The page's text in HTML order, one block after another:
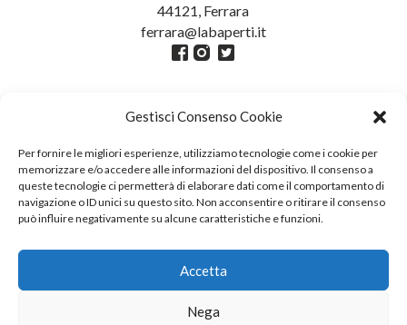
Gestisci Consenso Cookie
Per fornire le migliori esperienze, utilizziamo tecnologie come i cookie per
memorizzare e/o accedere alle informazioni del dispositivo. Il consenso a
queste tecnologie ci permetterà di elaborare dati come il comportamento di
navigazione o ID unici su questo sito. Non acconsentire o ritirare il consenso
può influire negativamente su alcune caratteristiche e funzioni.
Accetta
Nega
44121, Ferrara
ferrara@labaperti.it
Fotografie Pagine: Giacomo Brini //